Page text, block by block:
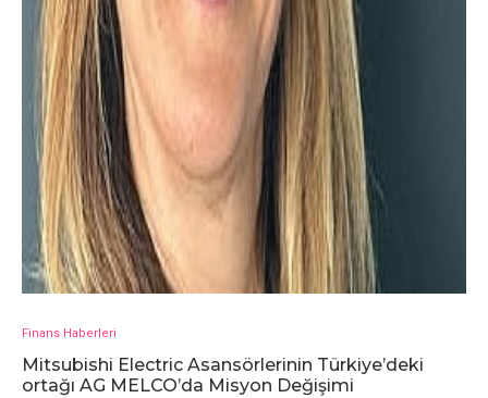
Finans Haberleri
Mitsubishi Electric Asansörlerinin Türkiye’deki
ortağı AG MELCO’da Misyon Değişimi